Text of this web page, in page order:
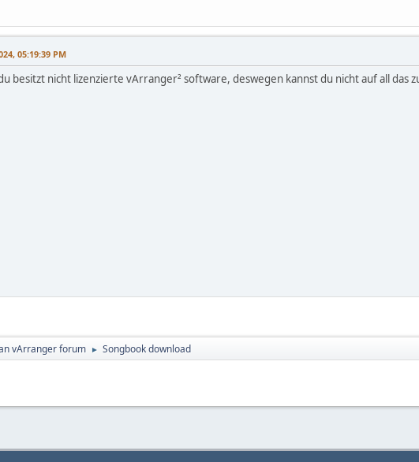
05:19:39 PM
besitzt nicht lizenzierte vArranger² software, deswegen kannst du nicht auf all das
vArranger forum ► Songbook download